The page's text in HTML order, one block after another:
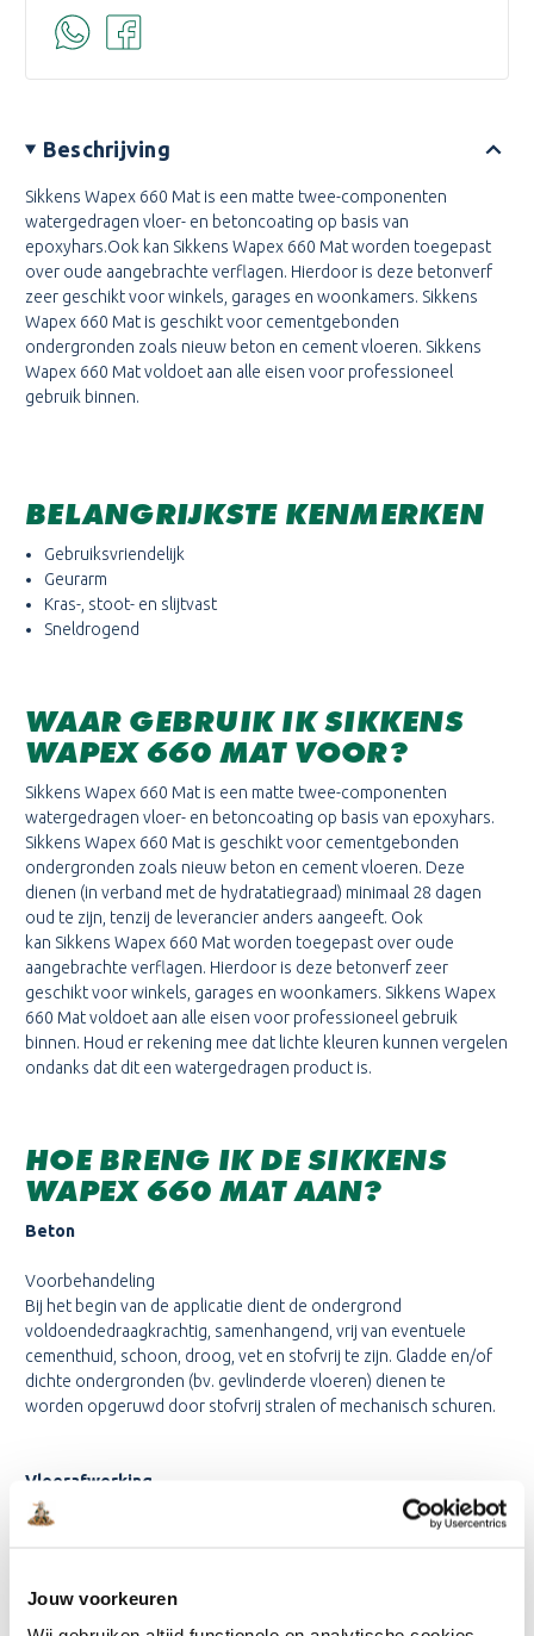
Jouw voorkeuren
Beschrijving
Sikkens Wapex 660 Mat is een matte twee-componenten
watergedragen vloer- en betoncoating op basis van
epoxyhars.Ook kan Sikkens Wapex 660 Mat worden toegepast
over oude aangebrachte verflagen. Hierdoor is deze betonverf
zeer geschikt voor winkels, garages en woonkamers. Sikkens
Wapex 660 Mat is geschikt voor cementgebonden
ondergronden zoals nieuw beton en cement vloeren. Sikkens
Wapex 660 Mat voldoet aan alle eisen voor professioneel
gebruik binnen.
BELANGRIJKSTE KENMERKEN
Gebruiksvriendelijk
Geurarm
Kras-, stoot- en slijtvast
Sneldrogend
WAAR GEBRUIK IK SIKKENS
WAPEX 660 MAT VOOR?
Sikkens Wapex 660 Mat is een matte twee-componenten
watergedragen vloer- en betoncoating op basis van epoxyhars.
Sikkens Wapex 660 Mat is geschikt voor cementgebonden
ondergronden zoals nieuw beton en cement vloeren. Deze
dienen (in verband met de hydratatiegraad) minimaal 28 dagen
oud te zijn, tenzij de leverancier anders aangeeft. Ook
kan Sikkens Wapex 660 Mat worden toegepast over oude
aangebrachte verflagen. Hierdoor is deze betonverf zeer
geschikt voor winkels, garages en woonkamers. Sikkens Wapex
660 Mat voldoet aan alle eisen voor professioneel gebruik
binnen. Houd er rekening mee dat lichte kleuren kunnen vergelen
ondanks dat dit een watergedragen product is.
HOE BRENG IK DE SIKKENS
WAPEX 660 MAT AAN?
Beton
Voorbehandeling
Bij het begin van de applicatie dient de ondergrond
voldoendedraagkrachtig, samenhangend, vrij van eventuele
cementhuid, schoon, droog, vet en stofvrij te zijn. Gladde en/of
dichte ondergronden (bv. gevlinderde vloeren) dienen te
worden opgeruwd door stofvrij stralen of mechanisch schuren.
Vloerafwerking
Primeren met Wapex 660 Mat (maximaal 10% verdund met water).
Tweemaal afwerken met Wapex 660 Mat (maximaal 3% verdund
met water).